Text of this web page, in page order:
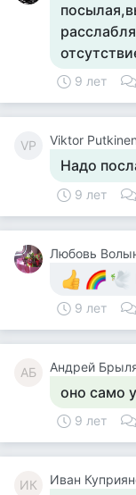
9 лет
VP Viktor Putkinen
Надо
9 лет
Любовь
9 лет
АБ Андрей
оно само
9 лет
ИК Иван